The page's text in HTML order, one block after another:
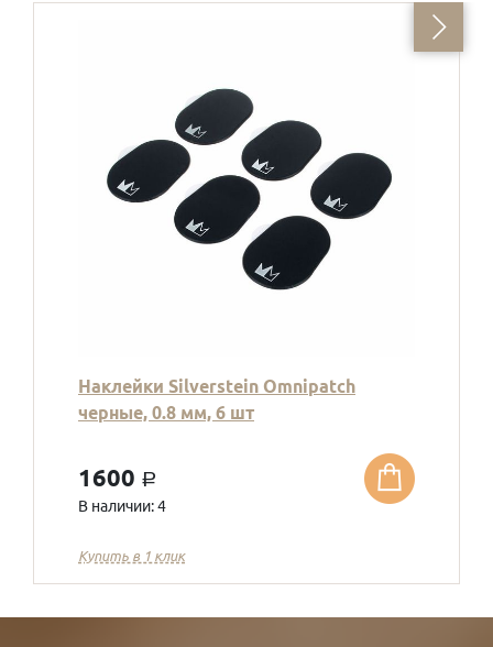
Наклейки Silverstein Omnipatch
черные, 0.8 мм, 6 шт
1600 a
В наличии: 4
Купить в 1 клик